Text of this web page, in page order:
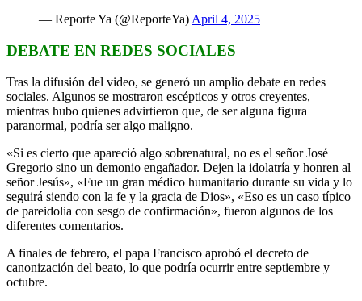
— Reporte Ya (@ReporteYa) April 4, 2025
DEBATE EN REDES SOCIALES
Tras la difusión del video, se generó un amplio debate en redes
sociales. Algunos se mostraron escépticos y otros creyentes,
mientras hubo quienes advirtieron que, de ser alguna figura
paranormal, podría ser algo maligno.
«Si es cierto que apareció algo sobrenatural, no es el señor José
Gregorio sino un demonio engañador. Dejen la idolatría y honren al
señor Jesús», «Fue un gran médico humanitario durante su vida y lo
seguirá siendo con la fe y la gracia de Dios», «Eso es un caso típico
de pareidolia con sesgo de confirmación», fueron algunos de los
diferentes comentarios.
A finales de febrero, el papa Francisco aprobó el decreto de
canonización del beato, lo que podría ocurrir entre septiembre y
octubre.